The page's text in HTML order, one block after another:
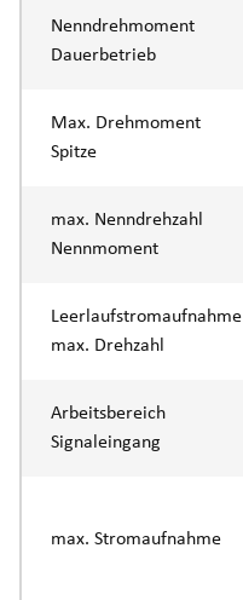
Nenndrehmoment
Dauerbetrieb
Max. Drehmoment
Spitze
max. Nenndrehzahl
Nennmoment
Leerlaufstromaufnahme
max. Drehzahl
Arbeitsbereich
Signaleingang
max. Stromaufnahme